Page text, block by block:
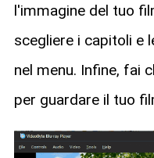
l'immagine del tuo
scegliere i capitoli e
nel menu. Infine, fai
per guardare il tuo